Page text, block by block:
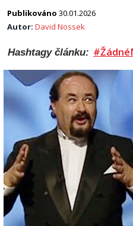
Publikováno 30.01.2026
Autor: David Nossek
Hashtagy článku: